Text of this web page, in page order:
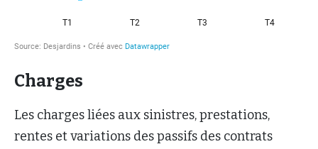
Charges
Les charges liées aux sinistres, prestations,
rentes et variations des passifs des contrats